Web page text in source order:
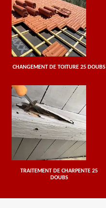
CHANGEMENT DE TOITURE 25 DOUBS
TRAITEMENT DE CHARPENTE 25
DOUBS